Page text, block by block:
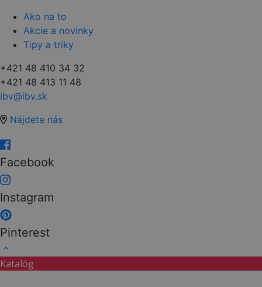
Ako na to
Akcie a novinky
Tipy a triky
+421 48 410 34 32
+421 48 413 11 48
ibv@ibv.sk
Nájdete nás
Facebook
Instagram
Pinterest
keyboard_arrow_up
Katalóg